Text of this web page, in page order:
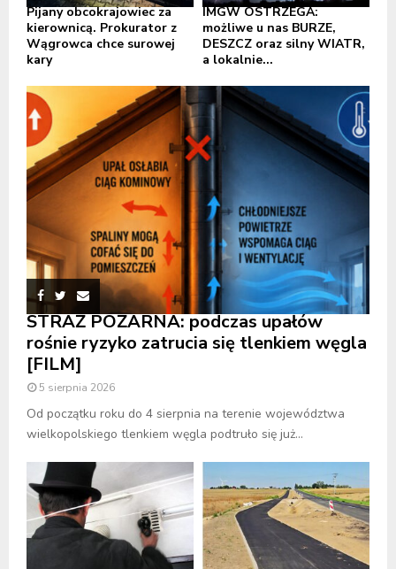
Pijany obcokrajowiec za
kierownicą. Prokurator z
Wągrowca chce surowej
kary
IMGW OSTRZEGA:
możliwe u nas BURZE,
DESZCZ oraz silny WIATR,
a lokalnie...
STRAŻ POŻARNA: podczas upałów
rośnie ryzyko zatrucia się tlenkiem węgla
[FILM]
5 sierpnia 2026
Od początku roku do 4 sierpnia na terenie województwa
wielkopolskiego tlenkiem węgla podtruło się już...